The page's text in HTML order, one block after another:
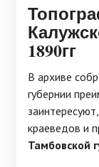
1890гг
В архиве
губернии
краеведов и
Тамбовской